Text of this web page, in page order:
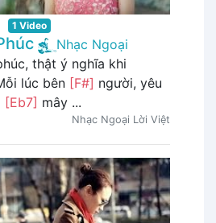
1 Video
Nhạc Ngoại
thật ý nghĩa khi
lúc bên [F#] người, yêu
[Eb7] mây ...
Nhạc Ngoại Lời Việt